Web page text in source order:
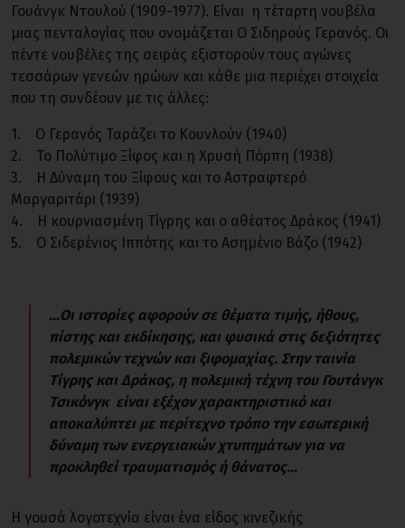
Γουάνγκ Ντουλού (1909-1977). Είναι η τέταρτη νουβέλα
μιας πενταλογίας που ονομάζεται Ο Σιδηρούς Γερανός. Οι
πέντε νουβέλες της σειράς εξιστορούν τους αγώνες
τεσσάρων γενεών ηρώων και κάθε μια περιέχει στοιχεία
που τη συνδέουν με τις άλλες:
1. Ο Γερανός Ταράζει το Κουνλούν (1940)
2. Το Πολύτιμο Ξίφος και η Χρυσή Πόρπη (1938)
3. Η Δύναμη του Ξίφους και το Αστραφτερό
Μαργαριτάρι (1939)
4. Η κουρνιασμένη Τίγρης και ο αθέατος Δράκος (1941)
5. Ο Σιδερένιος Ιππότης και το Ασημένιο Βάζο (1942)
...Οι ιστορίες αφορούν σε θέματα τιμής, ήθους,
πίστης και εκδίκησης, και φυσικά στις δεξιότητες
πολεμικών τεχνών και ξιφομαχίας. Στην ταινία
Τίγρης και Δράκος, η πολεμική τέχνη του Γουτάνγκ
Τσικόνγκ είναι εξέχον χαρακτηριστικό και
αποκαλύπτει με περίτεχνο τρόπο την εσωτερική
δύναμη των ενεργειακών χτυπημάτων για να
προκληθεί τραυματισμός ή θάνατος...
Η γουσά λογοτεχνία είναι ένα είδος κινεζικής